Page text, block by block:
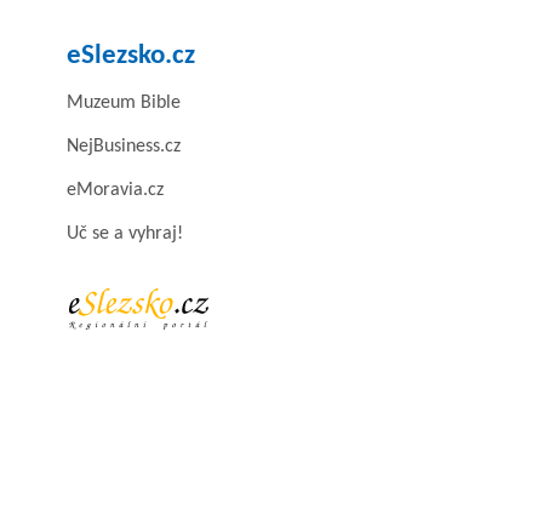
eSlezsko.cz
Muzeum Bible
NejBusiness.cz
eMoravia.cz
Uč se a vyhraj!